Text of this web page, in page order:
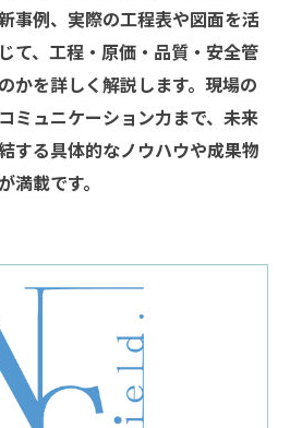
事例、実際の工程表や図面を活
て、工程・原価・品質・安全管
かを詳しく解説します。現場の
ミュニケーション力まで、未来
する具体的なノウハウや成果物
満載です。